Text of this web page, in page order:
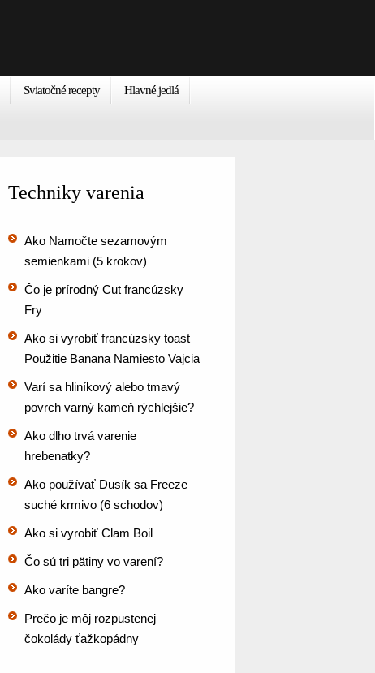
Sviatočné recepty Hlavné jedlá
Techniky varenia
Ako Namočte sezamovým
semienkami (5 krokov)
Čo je prírodný Cut francúzsky
Fry
Ako si vyrobiť francúzsky toast
Použitie Banana Namiesto Vajcia
Varí sa hliníkový alebo tmavý
povrch varný kameň rýchlejšie?
Ako dlho trvá varenie
hrebenatky?
Ako používať Dusík sa Freeze
suché krmivo (6 schodov)
Ako si vyrobiť Clam Boil
Čo sú tri pätiny vo varení?
Ako varíte bangre?
Prečo je môj rozpustenej
čokolády ťažkopádny